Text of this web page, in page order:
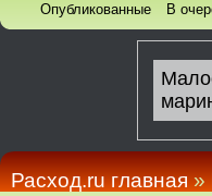
Опубликованные В
Расход.ru главная»